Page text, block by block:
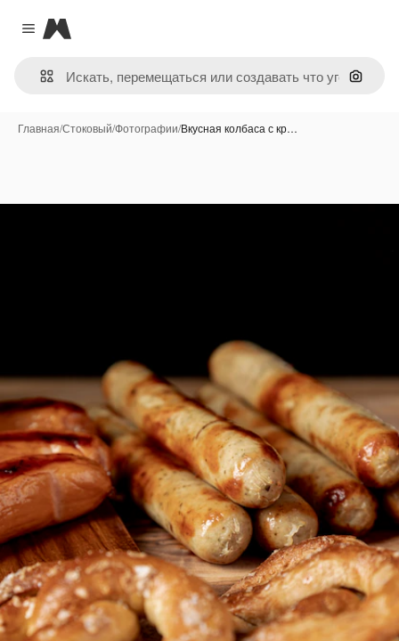
Close menu
Magnific
Поиск
Главная/Стоковый/Фотографии/Вкусная колбаса с кр…